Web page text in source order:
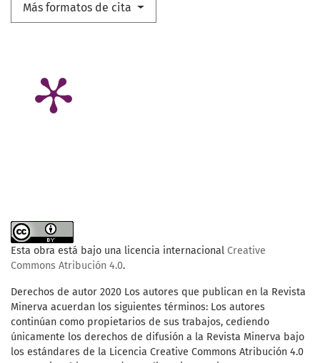
Más formatos de cita
Esta obra está bajo una licencia internacional Creative
Commons Atribución 4.0.
Derechos de autor 2020 Los autores que publican en la Revista
Minerva acuerdan los siguientes términos: Los autores
continúan como propietarios de sus trabajos, cediendo
únicamente los derechos de difusión a la Revista Minerva bajo
los estándares de la Licencia Creative Commons Atribución 4.0